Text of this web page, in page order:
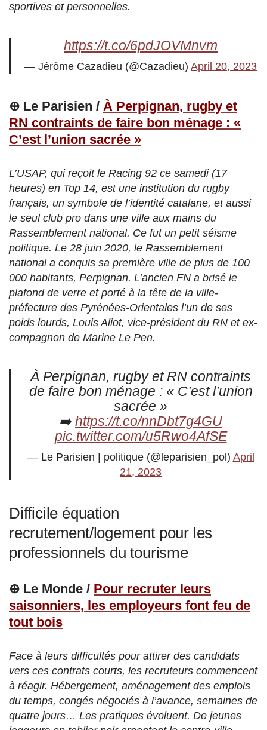
sportives et personnelles.
https://t.co/6pdJOVMnvm
— Jérôme Cazadieu (@Cazadieu) April 20, 2023
⊕ Le Parisien / À Perpignan, rugby et
RN contraints de faire bon ménage : «
C’est l’union sacrée »
L’USAP, qui reçoit le Racing 92 ce samedi (17
heures) en Top 14, est une institution du rugby
français, un symbole de l’identité catalane, et aussi
le seul club pro dans une ville aux mains du
Rassemblement national. Ce fut un petit séisme
politique. Le 28 juin 2020, le Rassemblement
national a conquis sa première ville de plus de 100
000 habitants, Perpignan. L’ancien FN a brisé le
plafond de verre et porté à la tête de la ville-
préfecture des Pyrénées-Orientales l’un de ses
poids lourds, Louis Aliot, vice-président du RN et ex-
compagnon de Marine Le Pen.
À Perpignan, rugby et RN contraints
de faire bon ménage : « C’est l’union
sacrée »
➡️ https://t.co/nnDbt7g4GU
pic.twitter.com/u5Rwo4AfSE
— Le Parisien | politique (@leparisien_pol) April
21, 2023
Difficile équation
recrutement/logement pour les
professionnels du tourisme
⊕ Le Monde / Pour recruter leurs
saisonniers, les employeurs font feu de
tout bois
Face à leurs difficultés pour attirer des candidats
vers ces contrats courts, les recruteurs commencent
à réagir. Hébergement, aménagement des emplois
du temps, congés négociés à l’avance, semaines de
quatre jours… Les pratiques évoluent. De jeunes